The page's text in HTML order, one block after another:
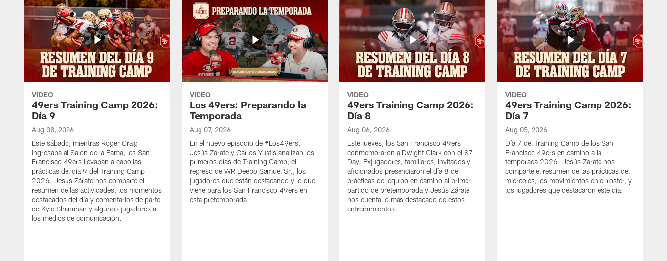
VIDEO
49ers Training Camp 2026:
Día 9
Aug 08, 2026
Este sábado, mientras Roger Craig
ingresaba al Salón de la Fama, los San
Francisco 49ers llevaban a cabo las
prácticas del día 9 del Training Camp
2026. Jesús Zárate nos comparte el
resumen de las actividades, los momentos
destacados del día y comentarios de parte
de Kyle Shanahan y algunos jugadores a
los medios de comunicación.
VIDEO
Los 49ers: Preparando la
Temporada
Aug 07, 2026
En el nuevo episodio de #Los49ers,
Jesús Zárate y Carlos Yustis analizan los
primeros días de Training Camp, el
regreso de WR Deebo Samuel Sr., los
jugadores que están destacando y lo que
viene para los San Francisco 49ers en
esta pretemporada.
VIDEO
49ers Training Camp 2026:
Día 8
Aug 06, 2026
Este jueves, los San Francisco 49ers
conmemoraron a Dwight Clark con el 87
Day. Exjugadores, familiares, invitados y
aficionados presenciaron el día 8 de
prácticas del equipo en camino al primer
partido de pretemporada y Jesús Zárate
nos cuenta lo más destacado de estos
entrenamientos.
VIDEO
49ers Training Camp 2026:
Día 7
Aug 05, 2026
Día 7 del Training Camp de los San
Francisco 49ers en camino a la
temporada 2026. Jesús Zárate nos
comparte el resumen de las prácticas del
miércoles, los movimientos en el roster, y
los jugadores que destacaron este día.